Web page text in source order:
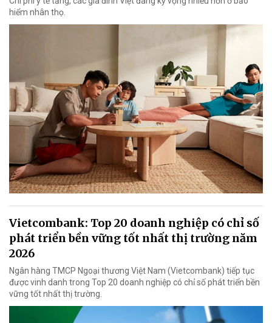
hiểm nhân thọ.
Vietcombank: Top 20 doanh nghiệp có chỉ số
phát triển bền vững tốt nhất thị trường năm
2026
Ngân hàng TMCP Ngoại thương Việt Nam (Vietcombank) tiếp tục
được vinh danh trong Top 20 doanh nghiệp có chỉ số phát triển bền
vững tốt nhất thị trường.